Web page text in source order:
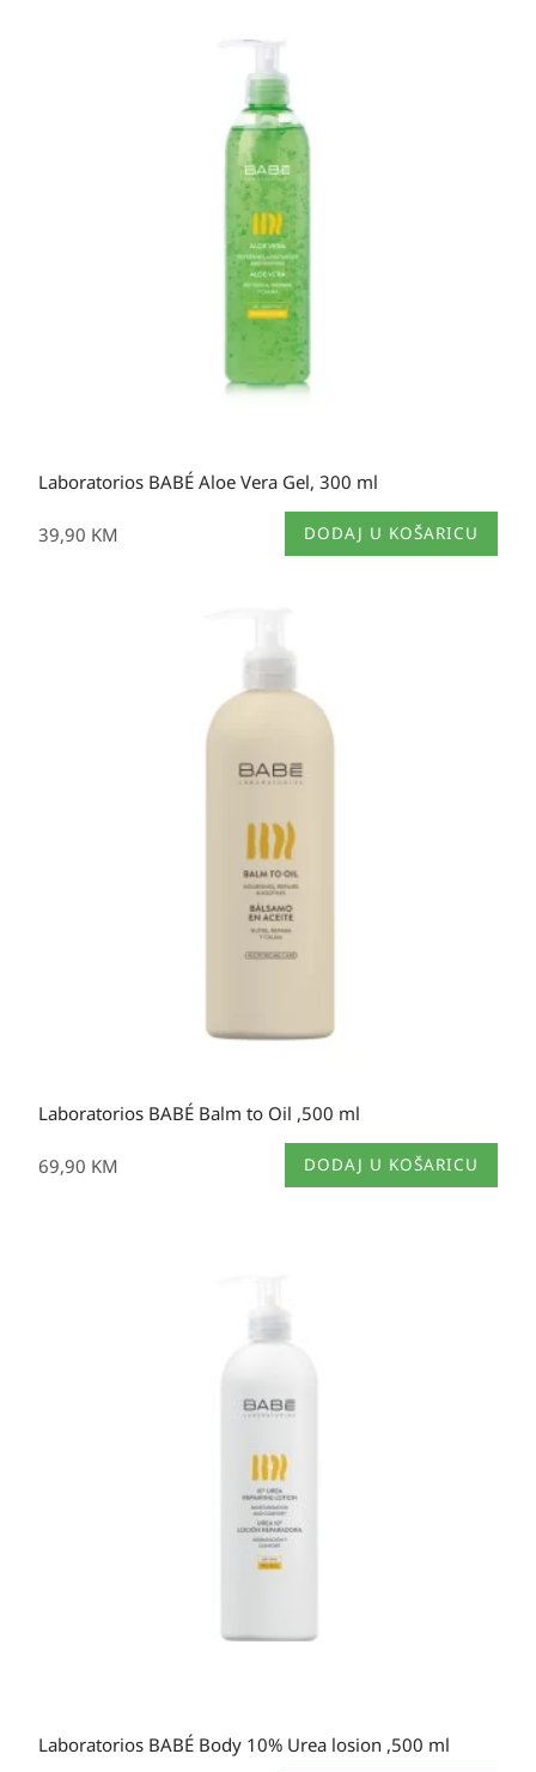
Laboratorios BABÉ Aloe Vera Gel, 300 ml
39,90 KM DODAJ U KOŠARICU
Laboratorios BABÉ Balm to Oil ,500 ml
69,90 KM DODAJ U KOŠARICU
Laboratorios BABÉ Body 10% Urea losion ,500 ml